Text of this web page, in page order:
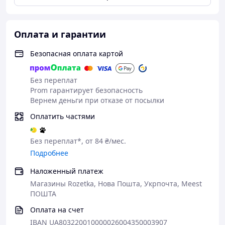
Дієтична добавка. Не є лікарським засобом
Німеччина, LR Health & Beauty Systems GmbH
Оплата и гарантии
Безопасная оплата картой
Без переплат
Prom гарантирует безопасность
Вернем деньги при отказе от посылки
Оплатить частями
Без переплат*, от 84 ₴/мес.
Подробнее
Наложенный платеж
Магазины Rozetka, Нова Пошта, Укрпочта, Meest
ПОШТА
Оплата на счет
IBAN UA803220010000026004350003907